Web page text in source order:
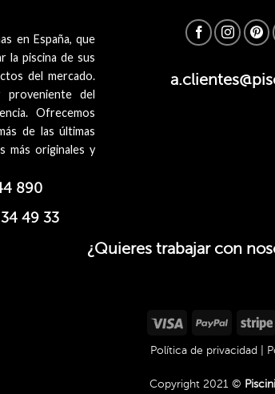
en España, que
la piscina de sus
del mercado.
proveniente del
Ofrecemos
de las últimas
más originales y
890
49 33
¿Quieres trabajar con
Política de privacidad
Copyright 2021 ©